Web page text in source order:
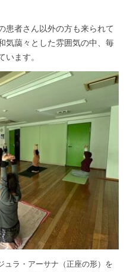
患者さん以外の方も来られて
気藹々とした雰囲気の中、毎
ます。
ュラ・アーサナ（正座の形）を